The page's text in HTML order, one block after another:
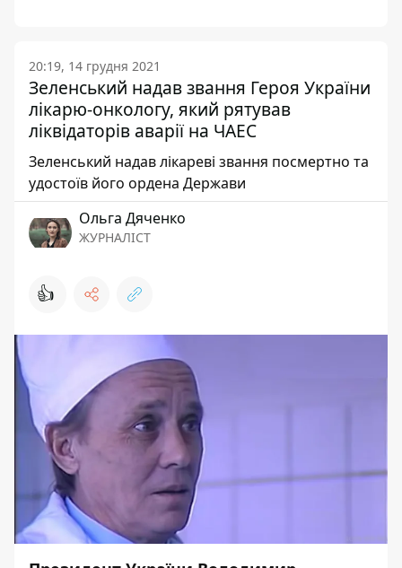
20:19, 14 грудня 2021
Зеленський надав звання Героя України
лікарю-онкологу, який рятував
ліквідаторів аварії на ЧАЕС
Зеленський надав лікареві звання посмертно та
удостоїв його ордена Держави
Ольга Дяченко
ЖУРНАЛІСТ
👍